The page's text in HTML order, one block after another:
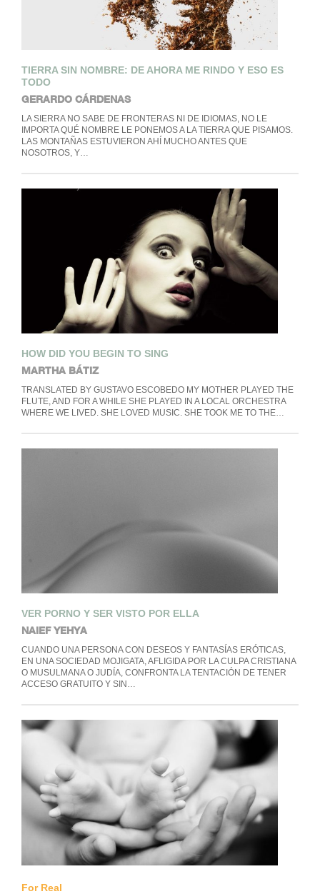
TIERRA SIN NOMBRE: DE AHORA ME RINDO Y ESO ES
TODO
GERARDO CÁRDENAS
LA SIERRA NO SABE DE FRONTERAS NI DE IDIOMAS, NO LE
IMPORTA QUÉ NOMBRE LE PONEMOS A LA TIERRA QUE PISAMOS.
LAS MONTAÑAS ESTUVIERON AHÍ MUCHO ANTES QUE
NOSOTROS, Y…
HOW DID YOU BEGIN TO SING
MARTHA BÁTIZ
TRANSLATED BY GUSTAVO ESCOBEDO MY MOTHER PLAYED THE
FLUTE, AND FOR A WHILE SHE PLAYED IN A LOCAL ORCHESTRA
WHERE WE LIVED. SHE LOVED MUSIC. SHE TOOK ME TO THE…
VER PORNO Y SER VISTO POR ELLA
NAIEF YEHYA
CUANDO UNA PERSONA CON DESEOS Y FANTASÍAS ERÓTICAS,
EN UNA SOCIEDAD MOJIGATA, AFLIGIDA POR LA CULPA CRISTIANA
O MUSULMANA O JUDÍA, CONFRONTA LA TENTACIÓN DE TENER
ACCESO GRATUITO Y SIN…
For Real